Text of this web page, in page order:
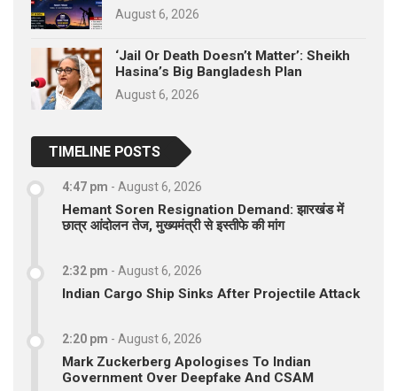
August 6, 2026
‘Jail Or Death Doesn’t Matter’: Sheikh
Hasina’s Big Bangladesh Plan
August 6, 2026
TIMELINE POSTS
4:47 pm - August 6, 2026
Hemant Soren Resignation Demand: झारखंड में
छात्र आंदोलन तेज, मुख्यमंत्री से इस्तीफे की मांग
2:32 pm - August 6, 2026
Indian Cargo Ship Sinks After Projectile Attack
2:20 pm - August 6, 2026
Mark Zuckerberg Apologises To Indian
Government Over Deepfake And CSAM